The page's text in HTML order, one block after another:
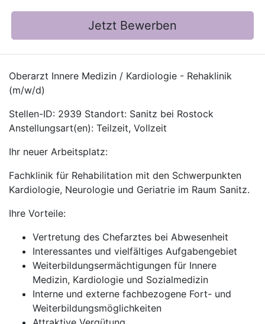
Jetzt Bewerben
Oberarzt Innere Medizin / Kardiologie - Rehaklinik
(m/w/d)
Stellen-ID: 2939 Standort: Sanitz bei Rostock
Anstellungsart(en): Teilzeit, Vollzeit
Ihr neuer Arbeitsplatz:
Fachklinik für Rehabilitation mit den Schwerpunkten
Kardiologie, Neurologie und Geriatrie im Raum Sanitz.
Ihre Vorteile:
Vertretung des Chefarztes bei Abwesenheit
Interessantes und vielfältiges Aufgabengebiet
Weiterbildungsermächtigungen für Innere
Medizin, Kardiologie und Sozialmedizin
Interne und externe fachbezogene Fort- und
Weiterbildungsmöglichkeiten